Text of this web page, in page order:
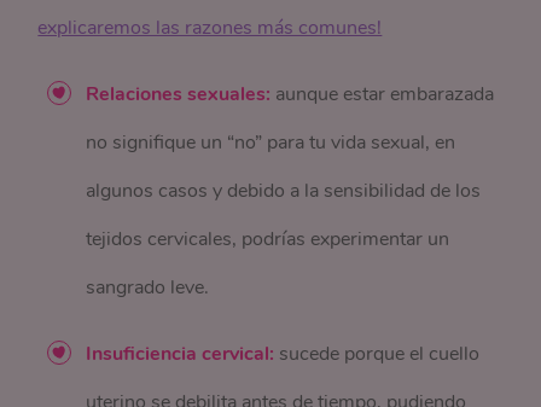
explicaremos las razones más comunes!
Relaciones sexuales: aunque estar embarazada
no signifique un “no” para tu vida sexual, en
algunos casos y debido a la sensibilidad de los
tejidos cervicales, podrías experimentar un
sangrado leve.
Insuficiencia cervical: sucede porque el cuello